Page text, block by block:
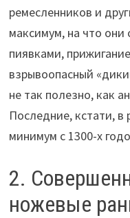
ремесленников и
максимум, на что они
пиявками,
взрывоопасный
не так полезно, как
Последние, кстати, в
минимум с 1300-х
2.
ножевые